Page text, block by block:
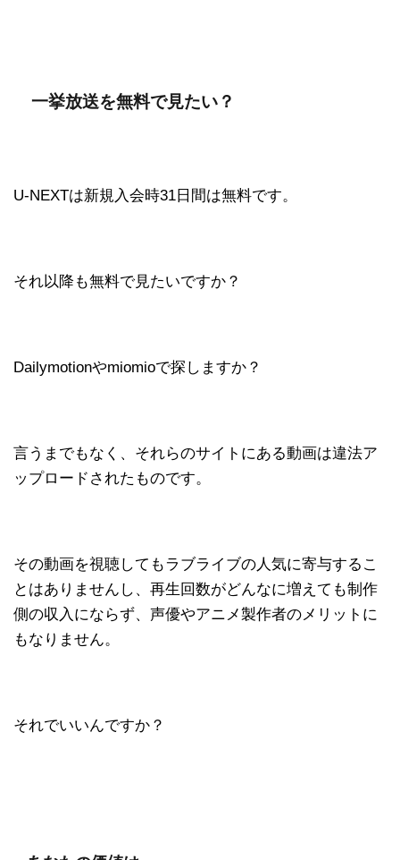
一挙放送を無料で見たい？
U-NEXTは新規入会時31日間は無料です。
それ以降も無料で見たいですか？
Dailymotionやmiomioで探しますか？
言うまでもなく、それらのサイトにある動画は違法ア
ップロードされたものです。
その動画を視聴してもラブライブの人気に寄与するこ
とはありませんし、再生回数がどんなに増えても制作
側の収入にならず、声優やアニメ製作者のメリットに
もなりません。
それでいいんですか？